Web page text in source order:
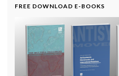
FREE DOWNLOAD E-BOOKS